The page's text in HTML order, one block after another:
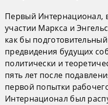
Первый Интернационал,
участии Маркса и
как бы
предвидения будущих
политически и
пять лет после
первой попытки
Интернационал был